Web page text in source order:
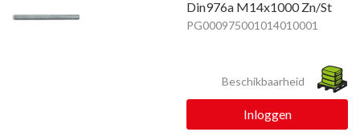
Din976a M14x1000 Zn/St
PG000975001014010001
Beschikbaarheid
Inloggen